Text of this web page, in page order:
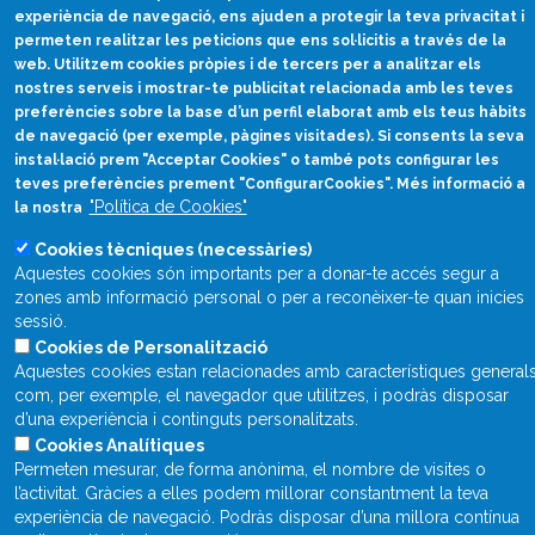
divulcat@divulcat.cat
(+34) 934 120 030
Què és Divulcat?
Avís legal
Inicia sessió
experiència de navegació, ens ajuden a protegir la teva privacitat i
permeten realitzar les peticions que ens sol·licitis a través de la
web. Utilitzem cookies pròpies i de tercers per a analitzar els
nostres serveis i mostrar-te publicitat relacionada amb les teves
preferències sobre la base d’un perfil elaborat amb els teus hàbits
de navegació (per exemple, pàgines visitades). Si consents la seva
instal·lació prem "Acceptar Cookies" o també pots configurar les
teves preferències prement "ConfigurarCookies". Més informació a
la nostra "Política de Cookies"
Cookies tècniques (necessàries)
Aquestes cookies són importants per a donar-te accés segur a
zones amb informació personal o per a reconèixer-te quan inicies
sessió.
Cookies de Personalització
Aquestes cookies estan relacionades amb característiques
com, per exemple, el navegador que utilitzes, i podràs disposar
d’una experiència i continguts personalitzats.
Cookies Analítiques
Permeten mesurar, de forma anònima, el nombre de visites o
l’activitat. Gràcies a elles podem millorar constantment la teva
experiència de navegació. Podràs disposar d’una millora contínua